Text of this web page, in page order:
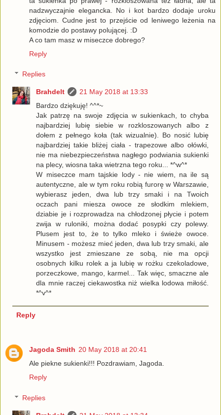
nadzwyczajnie elegancka. No i kot bardzo dodaje uroku
zdjęciom. Cudne jest to przejście od leniwego leżenia na
komodzie do postawy polującej. :D
A co tam masz w miseczce dobrego?
Reply
Replies
Brahdelt
21 May 2018 at 13:33
Bardzo dziękuję! ^^*~
Jak patrzę na swoje zdjęcia w sukienkach, to chyba
najbardziej lubię siebie w rozkloszowanych albo z
dołem z pełnego koła (tak wizualnie). Bo nosić lubię
najbardziej takie bliżej ciała - trapezowe albo ołówki,
nie ma niebezpieczeństwa nagłego podwiania sukienki
na plecy, wiosna taka wietrzna tego roku... *^w^*
W miseczce mam tajskie lody - nie wiem, na ile są
autentyczne, ale w tym roku robią furorę w Warszawie,
wybierasz jeden, dwa lub trzy smaki i na Twoich
oczach pani miesza owoce ze słodkim mlekiem,
dziabie je i rozprowadza na chłodzonej płycie i potem
zwija w ruloniki, można dodać posypki czy polewy.
Plusem jest to, że to tylko mleko i świeże owoce.
Minusem - możesz mieć jeden, dwa lub trzy smaki, ale
wszystko jest zmieszane ze sobą, nie ma opcji
osobnych kilku rolek a ja lubię w rożku czekoladowe,
porzeczkowe, mango, karmel... Tak więc, smaczne ale
dla mnie raczej ciekawostka niż wielka lodowa miłość.
*^v^*
Reply
Jagoda Smith 20 May 2018 at 20:41
Ale piekne sukienki!!! Pozdrawiam, Jagoda.
Reply
Replies